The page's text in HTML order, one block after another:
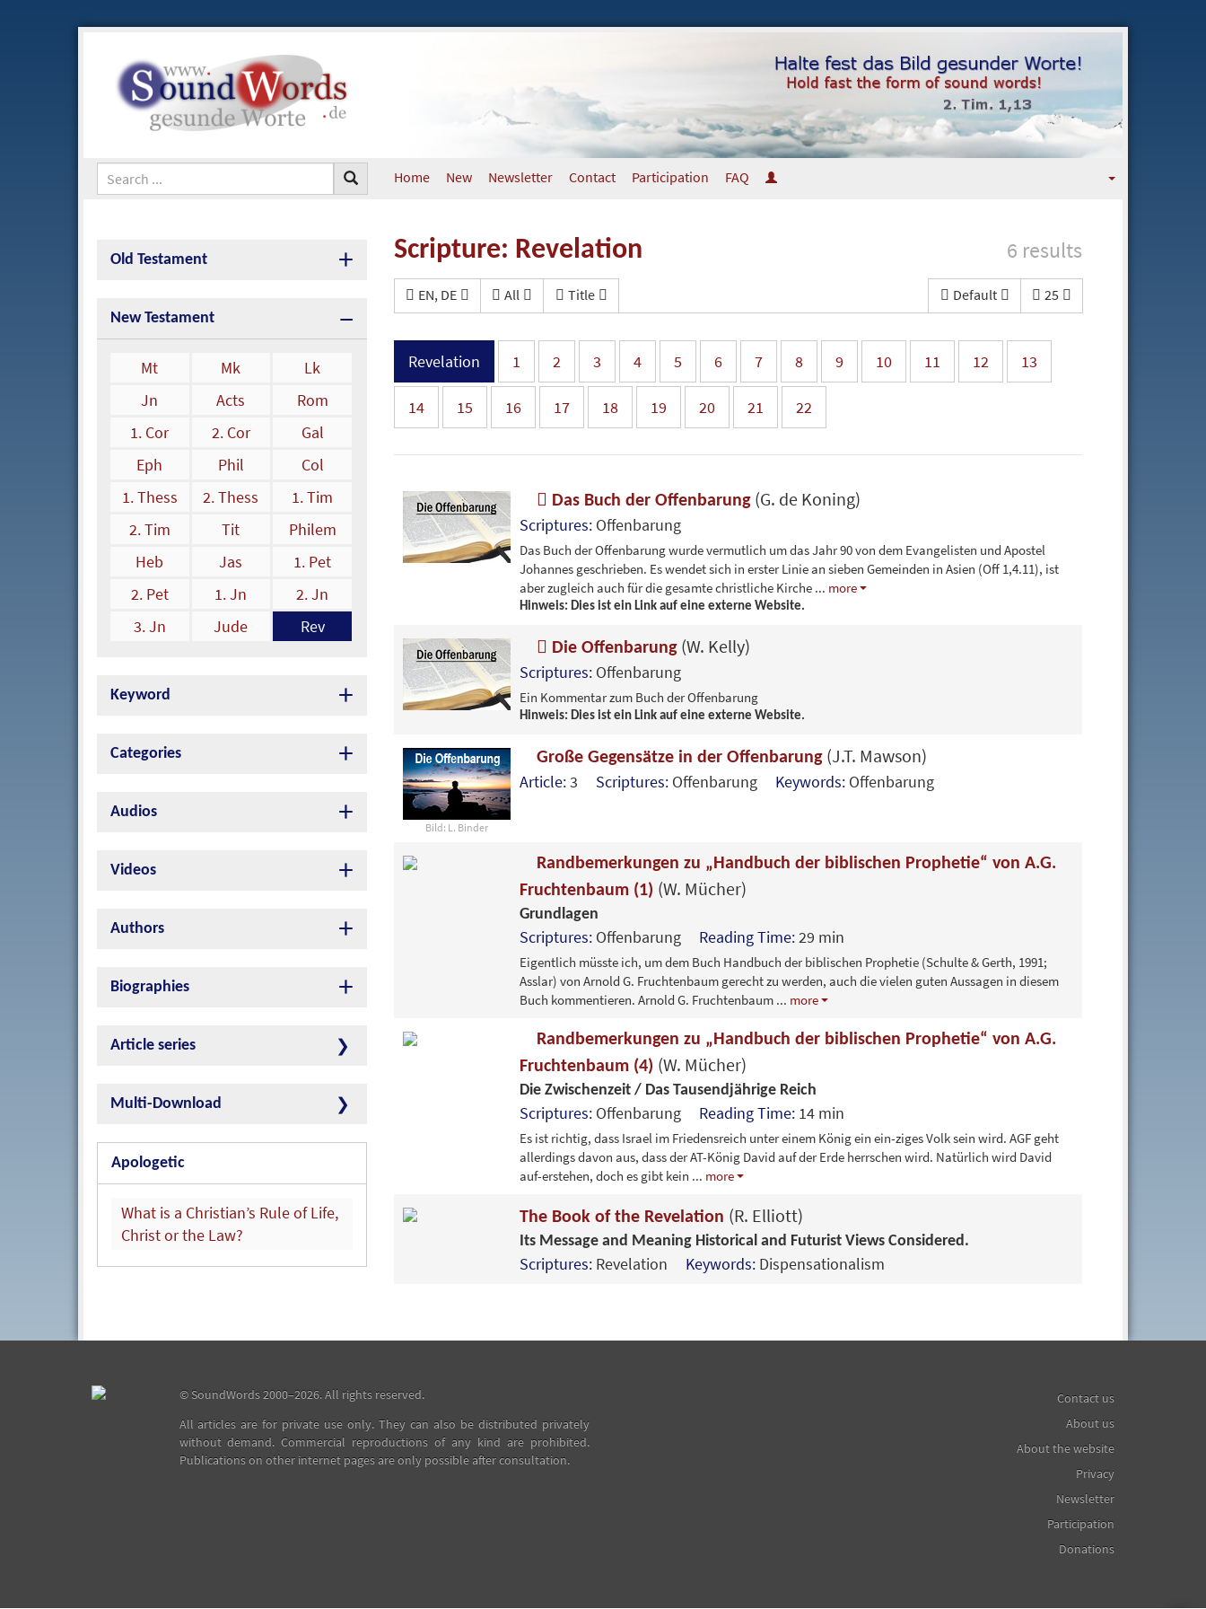
Home New Newsletter Contact Participation FAQ
Old Testament
New Testament
Mt Mk
Lk
Jn
Acts
Rom
1. Cor
2. Cor
Gal
Eph
Phil
Col
1. Thess
2. Thess
1. Tim
2. Tim
Tit
Philem
Heb
Jas
1. Pet
2. Pet
1. Jn
2. Jn
3. Jn
Jude Rev
Keyword
Categories
Audios
Videos
Authors
Biographies
Article series
Multi-Download
Apologetic
What is a Christian’s Rule of Life,
Christ or the Law?
6 results
Scripture: Revelation
EN, DE All Title Default 25
Revelation 1 2 3 4 5 6 7 8 9 10 11 12 13
14 15 16 17 18 19 20 21 22
Das Buch der Offenbarung (G. de Koning)
Scriptures: Offenbarung
Das Buch der Offenbarung wurde vermutlich um das Jahr 90 von dem Evangelisten und Apostel
Johannes geschrieben. Es wendet sich in erster Linie an sieben Gemeinden in Asien (Off 1,4.11), ist
aber zugleich auch für die gesamte christliche Kirche ... more
Hinweis: Dies ist ein Link auf eine externe Website.
Die Offenbarung (W. Kelly)
Scriptures: Offenbarung
Ein Kommentar zum Buch der Offenbarung
Hinweis: Dies ist ein Link auf eine externe Website.
Bild: L. Binder
Große Gegensätze in der Offenbarung (J.T. Mawson)
Article:3 Scriptures: Offenbarung Keywords: Offenbarung
Randbemerkungen zu „Handbuch der biblischen Prophetie“ von A.G.
Fruchtenbaum (1) (W. Mücher)
Grundlagen
Scriptures: Offenbarung Reading Time:29 min
Eigentlich müsste ich, um dem Buch Handbuch der biblischen Prophetie (Schulte & Gerth, 1991;
Asslar) von Arnold G. Fruchtenbaum gerecht zu werden, auch die vielen guten Aussagen in diesem
Buch kommentieren. Arnold G. Fruchtenbaum ... more
Randbemerkungen zu „Handbuch der biblischen Prophetie“ von A.G.
Fruchtenbaum (4) (W. Mücher)
Die Zwischenzeit / Das Tausendjährige Reich
Scriptures: Offenbarung Reading Time: 14 min
Es ist richtig, dass Israel im Friedensreich unter einem König ein ein-ziges Volk sein wird. AGF geht
allerdings davon aus, dass der AT-König David auf der Erde herrschen wird. Natürlich wird David
auf-erstehen, doch es gibt kein ... more
The Book of the Revelation (R. Elliott)
Its Message and Meaning Historical and Futurist Views Considered.
Scriptures: Revelation Keywords: Dispensationalism
©SoundWords2000–2026. All rights reserved.
All articles are for private use only. They can also be distributed privately
without demand. Commercial reproductions of any kind are prohibited.
Publications on other internet pages are only possible after consultation.
Contact us
About us
About the website
Privacy
Newsletter
Participation
Donations